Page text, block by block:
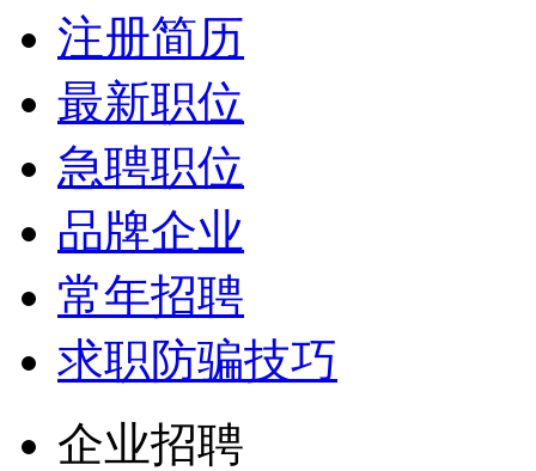
注册简历
最新职位
急聘职位
品牌企业
常年招聘
求职防骗技巧
企业招聘